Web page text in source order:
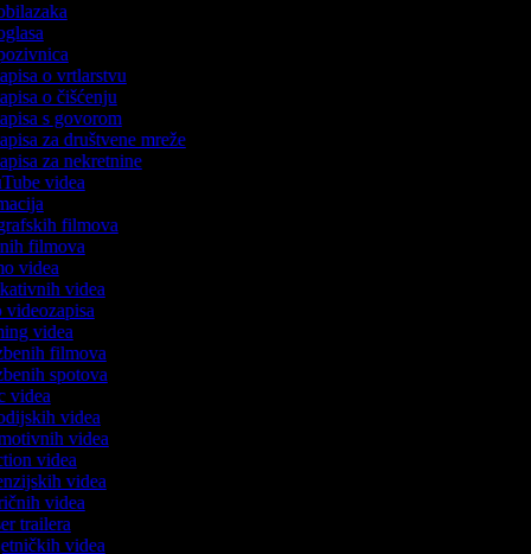
o vrtlarstvu
o čišćenju
s govorom
za društvene mreže
za nekretnine
videa
filmova
filmova
videa
videa
videozapisa
videa
filmova
spotova
videa
videa
videa
videa
videa
videa
trailera
videa